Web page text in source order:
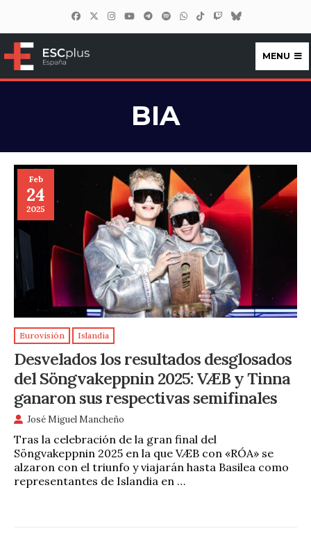
ESCplus España
MENU
BIA
Feb
24
2025
Eurovisión Islandia
Desvelados los resultados desglosados
del Söngvakeppnin 2025: VÆB y Tinna
ganaron sus respectivas semifinales
José Miguel Mancheño
Tras la celebración de la gran final del
Söngvakeppnin 2025 en la que VÆB con «RÓA» se
alzaron con el triunfo y viajarán hasta Basilea como
representantes de Islandia en …